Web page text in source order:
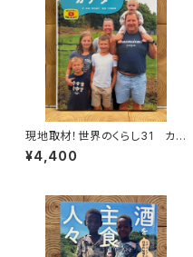
現地取材！世界のくらし31 カナ
ダ
¥4,400